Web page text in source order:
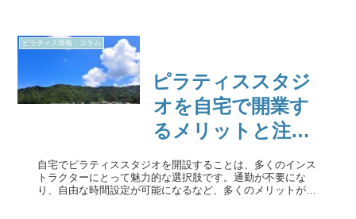
ピラティス情報・コラム
ピラティススタジ
オを自宅で開業す
るメリットと注意
点を徹底解説
自宅でピラティススタジオを開設することは、多くのインス
トラクターにとって魅力的な選択肢です。通勤が不要にな
り、自由な時間設定が可能になるなど、多くのメリットがあ